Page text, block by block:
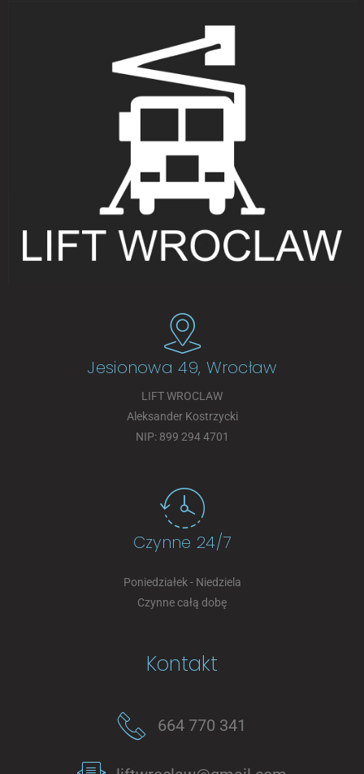
Jesionowa 49, Wrocław
LIFT WROCLAW
Aleksander Kostrzycki
NIP: 899 294 4701
Czynne 24/7
Poniedziałek - Niedziela
Czynne całą dobę
Kontakt
664 770 341